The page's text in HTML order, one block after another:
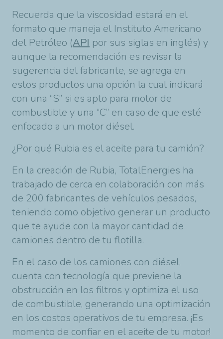
Recuerda que la viscosidad estará en el
formato que maneja el Instituto Americano
del Petróleo (API por sus siglas en inglés) y
aunque la recomendación es revisar la
sugerencia del fabricante, se agrega en
estos productos una opción la cual indicará
con una “S” si es apto para motor de
combustible y una “C” en caso de que esté
enfocado a un motor diésel.
¿Por qué Rubia es el aceite para tu camión?
En la creación de Rubia, TotalEnergies ha
trabajado de cerca en colaboración con más
de 200 fabricantes de vehículos pesados,
teniendo como objetivo generar un producto
que te ayude con la mayor cantidad de
camiones dentro de tu flotilla.
En el caso de los camiones con diésel,
cuenta con tecnología que previene la
obstrucción en los filtros y optimiza el uso
de combustible, generando una optimización
en los costos operativos de tu empresa. ¡Es
momento de confiar en el aceite de tu motor!